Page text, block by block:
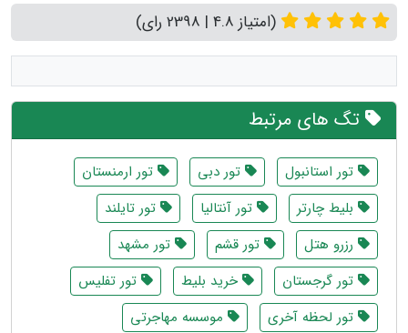
(امتیاز 4.8 | 2398 رای)
تگ های مرتبط
تور استانبول تور دبی
تور ارمنستان
بلیط چارتر
تور آنتالیا
تور تایلند
رزرو هتل
تور قشم
تور مشهد
تور گرجستان
خرید بلیط
تور تفلیس
تور لحظه آخری
موسسه مهاجرتی